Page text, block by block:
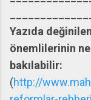
Yazıda
önemlilerinin
bakılabilir:
(http://